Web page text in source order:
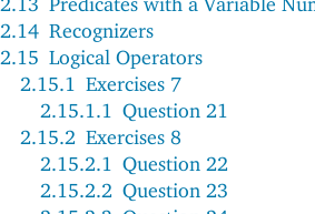
2.14 Recognizers
2.15 Logical Operators
2.15.1 Exercises 7
2.15.1.1 Question 21
2.15.2 Exercises 8
2.15.2.1 Question 22
2.15.2.2 Question 23